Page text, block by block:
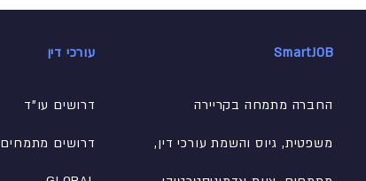
עורכי דין
דרושים עו"ד
דרושים מתמחים
SmartJOB
החברה מתמחה בקריירה
משפטית, גיוס והשמת עורכי דין,